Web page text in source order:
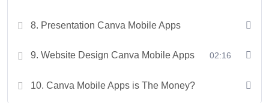
8. Presentation Canva Mobile Apps
9. Website Design Canva Mobile Apps 02:16
10. Canva Mobile Apps is The Money?